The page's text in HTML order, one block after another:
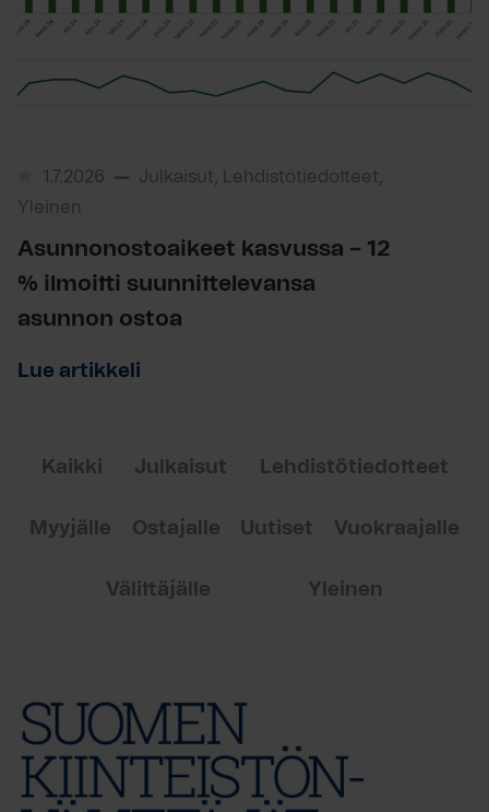
1.7.2026
Julkaisut, Lehdistötiedotteet,
Yleinen
Asunnonostoaikeet kasvussa – 12
% ilmoitti suunnittelevansa
asunnon ostoa
Lue artikkeli
Kaikki Julkaisut Lehdistötiedotteet
Myyjälle Ostajalle Uutiset Vuokraajalle
Välittäjälle Yleinen